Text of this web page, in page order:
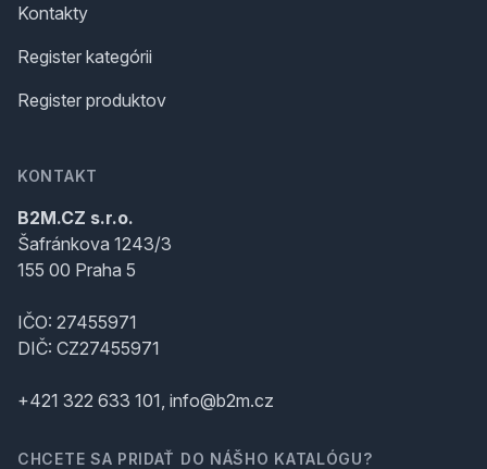
Kontakty
Register kategórii
Register produktov
KONTAKT
B2M.CZ s.r.o.
Šafránkova 1243/3
155 00 Praha 5
IČO: 27455971
DIČ: CZ27455971
+421 322 633 101, info@b2m.cz
CHCETE SA PRIDAŤ DO NÁŠHO KATALÓGU?